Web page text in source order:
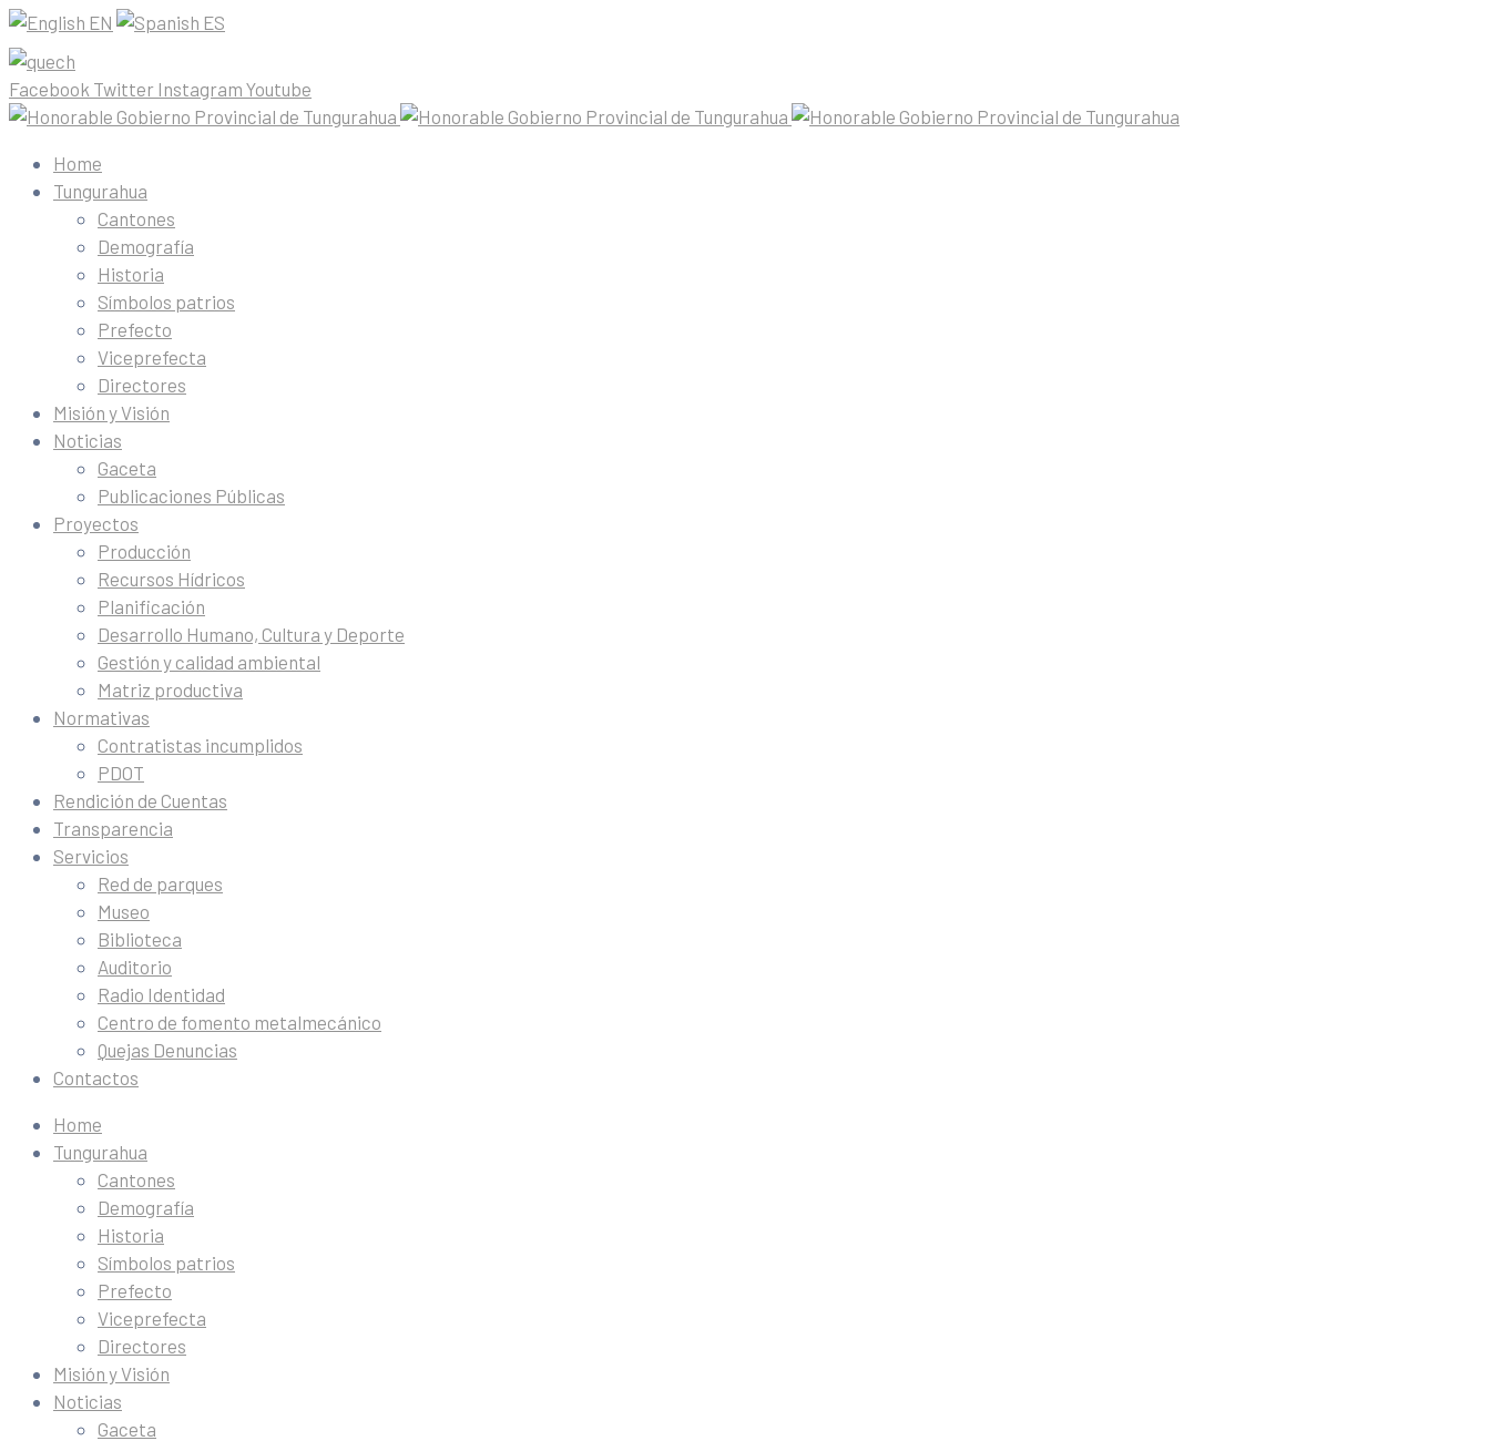
EN ES
Facebook Twitter Instagram Youtube
Home
Tungurahua
Cantones
Demografía
Historia
Símbolos patrios
Prefecto
Viceprefecta
Directores
Misión y Visión
Noticias
Gaceta
Publicaciones Públicas
Proyectos
Producción
Recursos Hídricos
Planificación
Desarrollo Humano, Cultura y Deporte
Gestión y calidad ambiental
Matriz productiva
Normativas
Contratistas incumplidos
PDOT
Rendición de Cuentas
Transparencia
Servicios
Red de parques
Museo
Biblioteca
Auditorio
Radio Identidad
Centro de fomento metalmecánico
Quejas Denuncias
Contactos
Home
Tungurahua
Cantones
Demografía
Historia
Símbolos patrios
Prefecto
Viceprefecta
Directores
Misión y Visión
Noticias
Gaceta